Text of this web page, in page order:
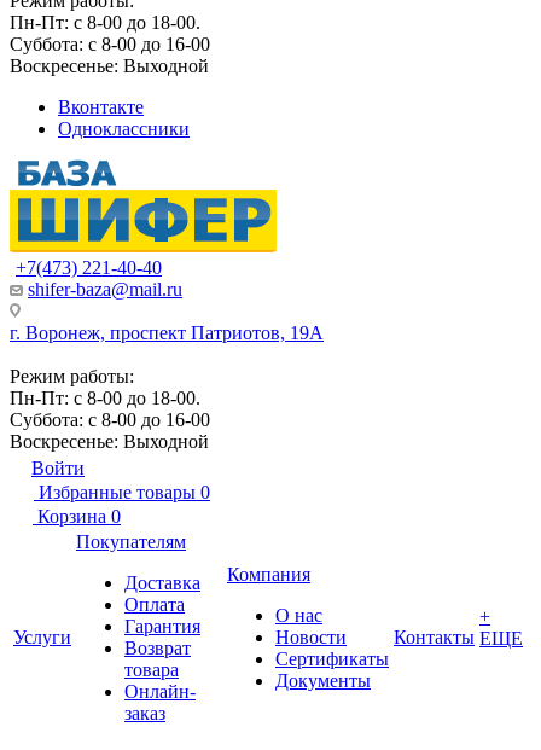
Пн-Пт: с 8-00 до 18-00.
Суббота: с 8-00 до 16-00
Воскресенье: Выходной
Вконтакте
Одноклассники
+7(473) 221-40-40
shifer-baza@mail.ru
г. Воронеж, проспект Патриотов, 19А
Режим работы:
Пн-Пт: с 8-00 до 18-00.
Суббота: с 8-00 до 16-00
Воскресенье: Выходной
Войти
Избранные товары 0
Корзина 0
Услуги
Покупателям
Доставка
Оплата
Гарантия
Возврат
товара
Онлайн-
заказ
Компания
О нас
Новости
Сертификаты
Документы
Контакты
+
ЕЩЕ